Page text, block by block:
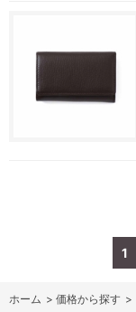
1
ホーム > 価格から探す >